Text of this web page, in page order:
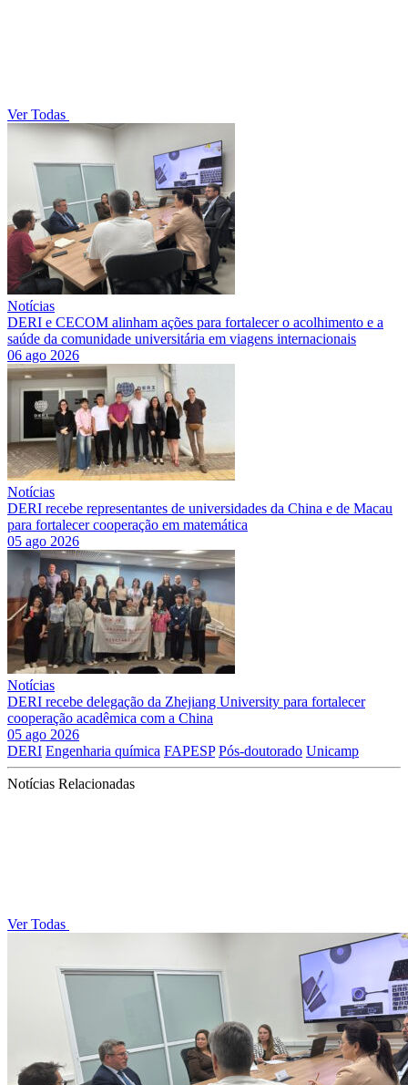
Ver Todas
Notícias
DERI e CECOM alinham ações para fortalecer o acolhimento e a
saúde da comunidade universitária em viagens internacionais
06 ago 2026
Notícias
DERI recebe representantes de universidades da China e de Macau
para fortalecer cooperação em matemática
05 ago 2026
Notícias
DERI recebe delegação da Zhejiang University para fortalecer
cooperação acadêmica com a China
05 ago 2026
DERI Engenharia química FAPESP Pós-doutorado Unicamp
Notícias Relacionadas
Ver Todas